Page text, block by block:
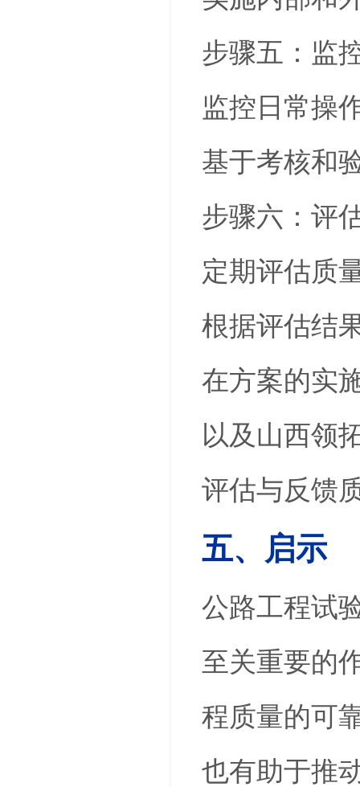
步骤五：监
监控日常操
基于考核和
步骤六：评
定期评估质
根据评估结
在方案的实
以及山西领
评估与反馈
五、启示
公路工程试
至关重要的
程质量的可
也有助于推